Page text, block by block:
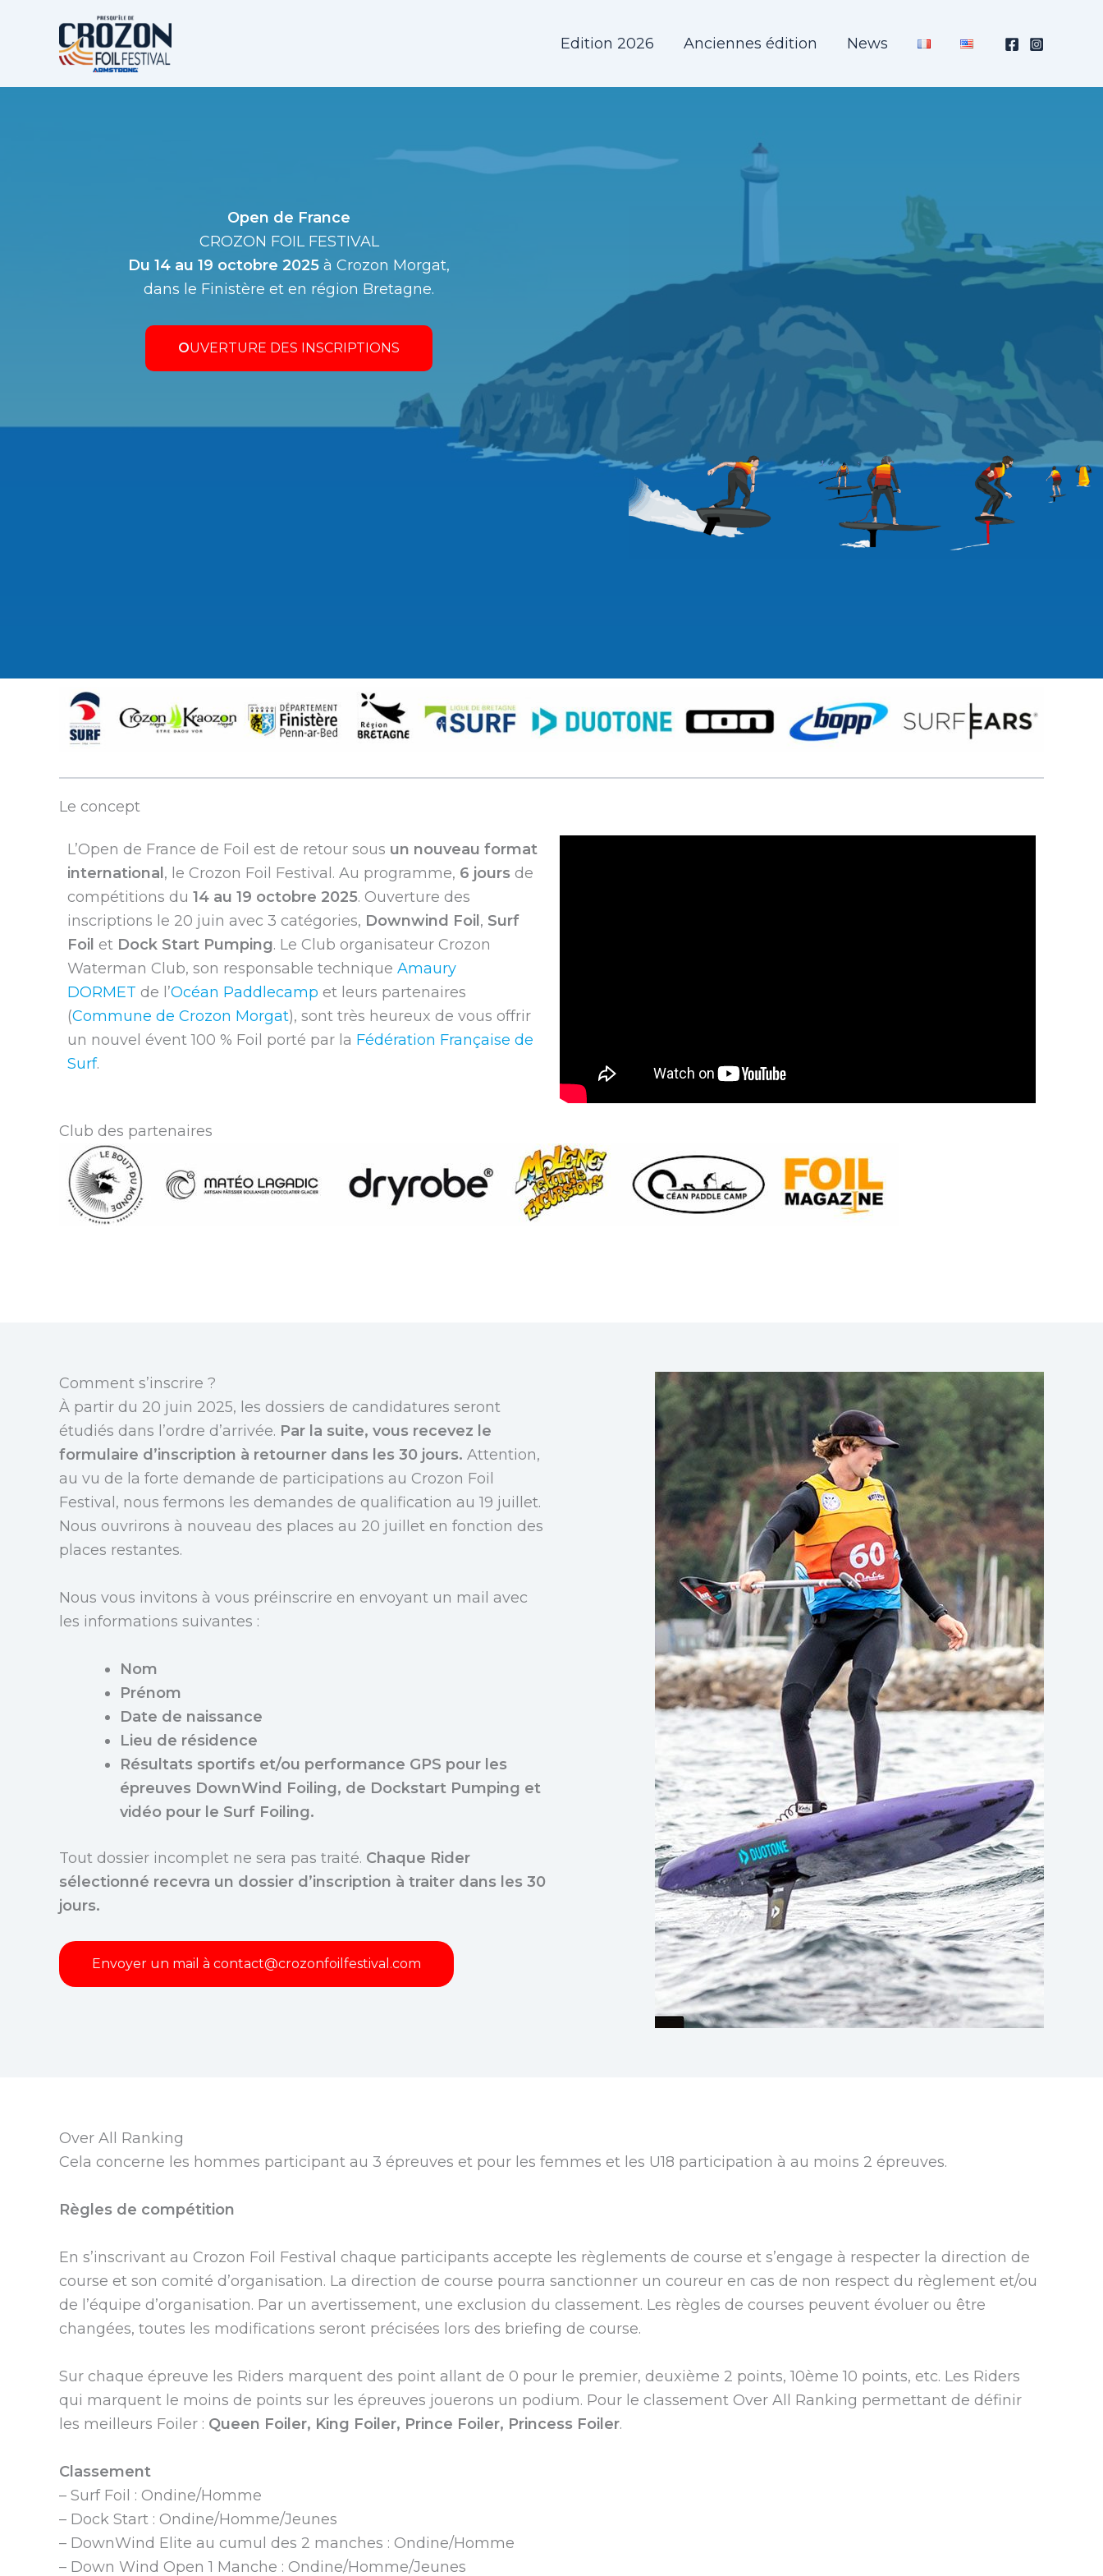
contenu
Edition 2026 Anciennes édition News
Open de France
CROZON FOIL FESTIVAL
Du 14 au 19 octobre 2025 à Crozon Morgat,
dans le Finistère et en région Bretagne.
OUVERTURE DES INSCRIPTIONS
Le concept
L’Open de France de Foil est de retour sous un nouveau format
international , le Crozon Foil Festival. Au programme, 6 jours de
compétitions du 14 au 19 octobre 2025. Ouverture des
inscriptions le 20 juin avec 3 catégories, Downwind Foil , Surf
Foil et Dock Start Pumping. Le Club organisateur Crozon
Waterman Club, son responsable technique Amaury
DORMET de l’Océan Paddlecamp et leurs partenaires
(Commune de Crozon Morgat), sont très heureux de vous offrir
un nouvel évent 100 % Foil porté par la Fédération Française de
Surf.
Club des partenaires
Comment s’inscrire ?
À partir du 20 juin 2025, les dossiers de candidatures seront
étudiés dans l’ordre d’arrivée. Par la suite, vous recevez le
formulaire d’inscription à retourner dans les 30 jours. Attention,
au vu de la forte demande de participations au Crozon Foil
Festival, nous fermons les demandes de qualification au 19 juillet.
Nous ouvrirons à nouveau des places au 20 juillet en fonction des
places restantes.
Nous vous invitons à vous préinscrire en envoyant un mail avec
les informations suivantes :
Nom
Prénom
Date de naissance
Lieu de résidence
Résultats sportifs et/ou performance GPS pour les
épreuves DownWind Foiling, de Dockstart Pumping et
vidéo pour le Surf Foiling.
Tout dossier incomplet ne sera pas traité. Chaque Rider
sélectionné recevra un dossier d’inscription à traiter dans les 30
jours.
Envoyer un mail à contact@crozonfoilfestival.com
Over All Ranking
Cela concerne les hommes participant au 3 épreuves et pour les femmes et les U18 participation à au moins 2 épreuves.
Règles de compétition
En s’inscrivant au Crozon Foil Festival chaque participants accepte les règlements de course et s’engage à respecter la direction de
course et son comité d’organisation. La direction de course pourra sanctionner un coureur en cas de non respect du règlement et/ou
de l’équipe d’organisation. Par un avertissement, une exclusion du classement. Les règles de courses peuvent évoluer ou être
changées, toutes les modifications seront précisées lors des briefing de course.
Sur chaque épreuve les Riders marquent des point allant de 0 pour le premier, deuxième 2 points, 10ème 10 points, etc. Les Riders
qui marquent le moins de points sur les épreuves jouerons un podium. Pour le classement Over All Ranking permettant de définir
les meilleurs Foiler : Queen Foiler, King Foiler, Prince Foiler, Princess Foiler.
Classement
– Surf Foil : Ondine/Homme
– Dock Start : Ondine/Homme/Jeunes
– DownWind Elite au cumul des 2 manches : Ondine/Homme
– Down Wind Open 1 Manche : Ondine/Homme/Jeunes